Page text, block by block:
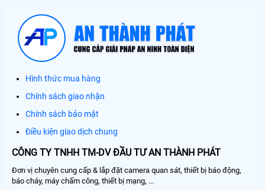
Hình thức mua hàng
Chính sách giao nhận
Chính sách bảo mật
Điều kiện giao dịch chung
CÔNG TY TNHH TM-DV ĐẦU TƯ AN THÀNH PHÁT
Đơn vị chuyên cung cấp & lắp đặt camera quan sát, thiết bị báo động,
báo cháy, máy chấm công, thiết bị mạng, ...